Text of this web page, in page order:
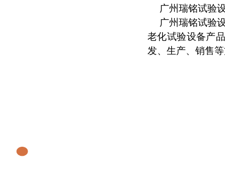
广州瑞铭试验
广州瑞铭试验
老化试验设备产
发、生产、销售